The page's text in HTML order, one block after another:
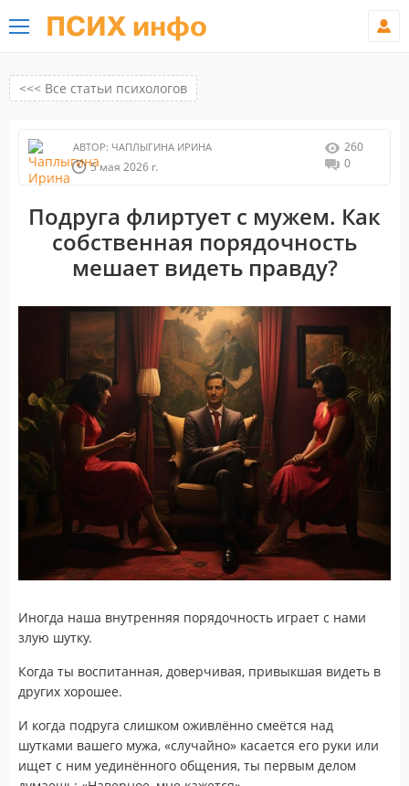
ПСИХ инфо
<<< Все статьи психологов
АВТОР: ЧАПЛЫГИНА ИРИНА
5 мая 2026 г.
260
0
Подруга флиртует с мужем. Как
собственная порядочность
мешает видеть правду?
Иногда наша внутренняя порядочность играет с нами
злую шутку.
Когда ты воспитанная, доверчивая, привыкшая видеть в
других хорошее.
И когда подруга слишком оживлённо смеётся над
шутками вашего мужа, «случайно» касается его руки или
ищет с ним уединённого общения, ты первым делом